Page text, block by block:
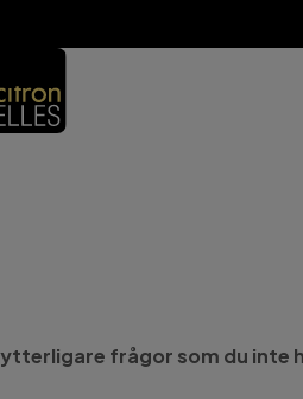
frågor som du